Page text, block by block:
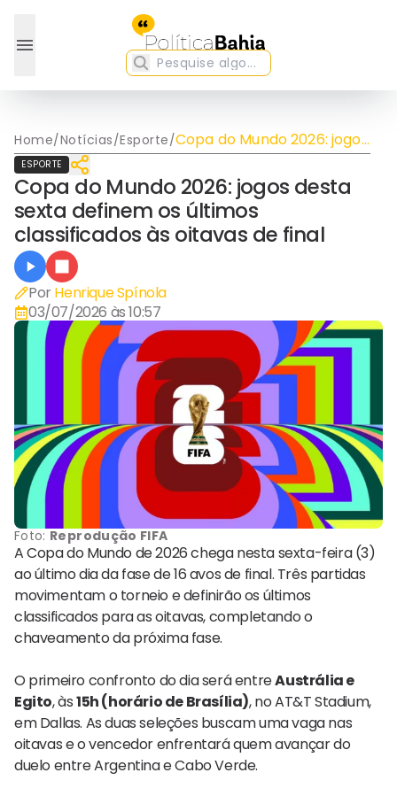
Home/Notícias/Esporte/Copa do Mundo 2026: jogos
desta sexta definem os
últimos classificados às
oitavas de final
ESPORTE
Copa do Mundo 2026: jogos desta
sexta definem os últimos
classificados às oitavas de final
Por Henrique Spínola
03/07/2026 às 10:57
Foto: Reprodução FIFA
A Copa do Mundo de 2026 chega nesta sexta-feira (3)
ao último dia da fase de 16 avos de final. Três partidas
movimentam o torneio e definirão os últimos
classificados para as oitavas, completando o
chaveamento da próxima fase.
O primeiro confronto do dia será entreAustrália e
Egito, às15h (horário de Brasília), no AT&T Stadium,
em Dallas. As duas seleções buscam uma vaga nas
oitavas e o vencedor enfrentará quem avançar do
duelo entre Argentina e Cabo Verde.